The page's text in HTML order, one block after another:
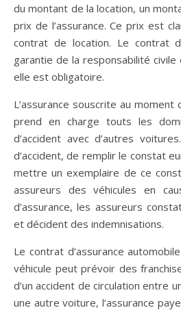
du montant de la location, un
prix de l’assurance. Ce prix est
contrat de location. Le contrat
garantie de la responsabilité civile
elle est obligatoire.
L’assurance souscrite au
prend en charge touts les
d’accident avec d’autres
d’accident, de remplir le constat
mettre un exemplaire de ce
assureurs des véhicules en
d’assurance, les assureurs
et décident des indemnisations.
Le contrat d’assurance
véhicule peut prévoir des
d’un accident de circulation entre
une autre voiture, l’assurance